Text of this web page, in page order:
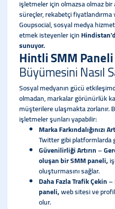
işletmeler için olmazsa olmaz
süreçler, rekabetçi fiyatlandırma
Goupsocial, sosyal medya
etmek isteyenler için
sunuyor.
Hintli SMM Paneli
Büyümesini Nasıl
Sosyal medyanın gücü
olmadan, markalar görünürlük
müşterilere ulaşmakta zorlanır.
işletmeler şunları yapabilir:
Marka Farkındalığınızı
Twitter gibi platformlarda
Güvenilirliği Artırın–
oluşan bir SMM paneli,
oluşturmasını sağlar.
Daha Fazla Trafik Çekin–
paneli,web sitesi ve
olur.